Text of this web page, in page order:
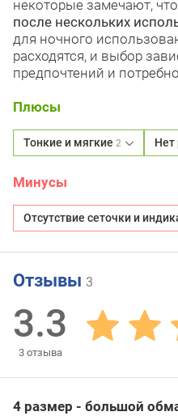
некоторые замечают,
после нескольких
для ночного
расходятся, и выбор
предпочтений и
Плюсы
Тонкие и мягкие 2 Нет
Минусы
Отсутствие сеточки и
Отзывы 3
3.3
3 отзыва
4 размер - большой